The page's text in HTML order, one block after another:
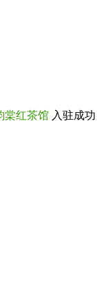
棠红茶馆 入驻成功